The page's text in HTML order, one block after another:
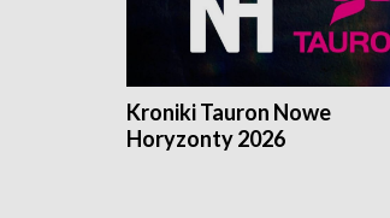
Kroniki Tauron Nowe
Horyzonty 2026